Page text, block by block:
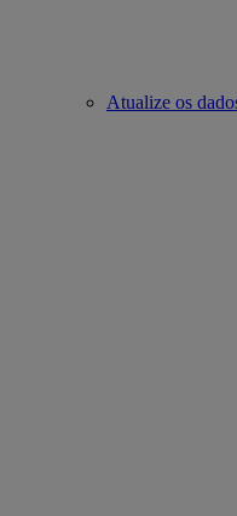
Atualize os